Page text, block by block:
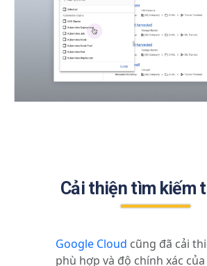
Cải thiện tìm kiếm
Google Cloud cũng đã cải
phù hợp và độ chính xác